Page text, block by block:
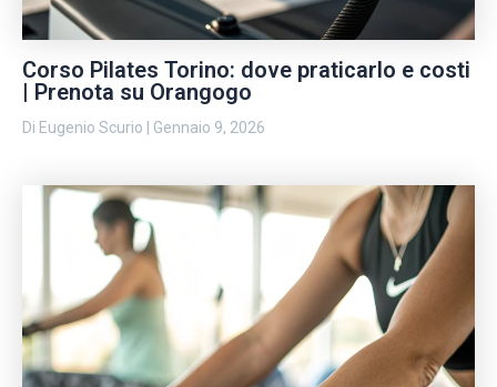
Corso Pilates Torino: dove praticarlo e costi
| Prenota su Orangogo
Di Eugenio Scurio | Gennaio 9, 2026